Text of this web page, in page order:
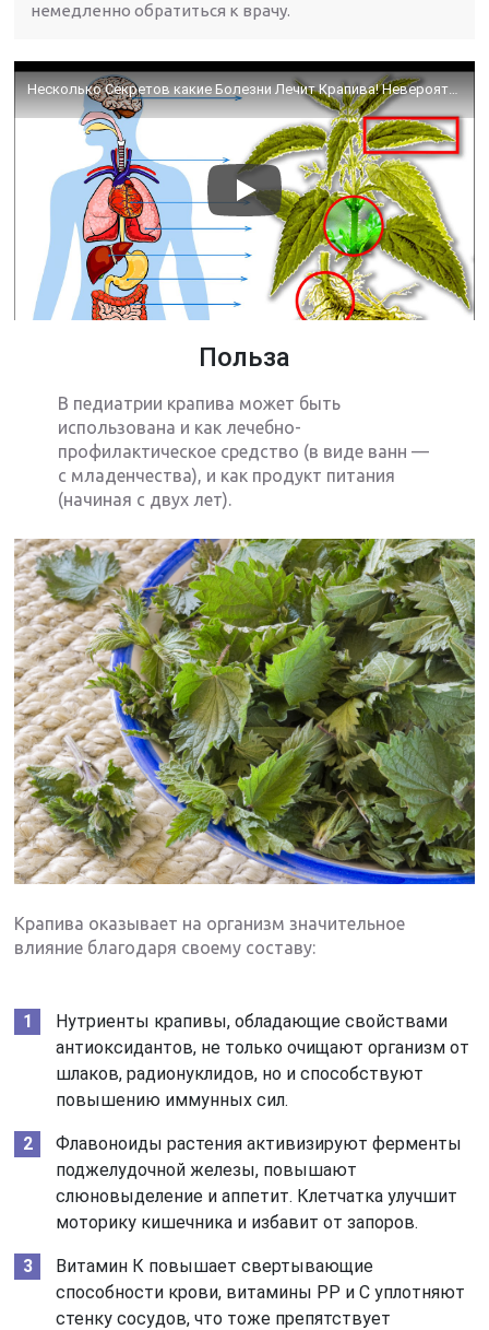
немедленно обратиться к врачу.
Польза
В педиатрии крапива может быть
использована и как лечебно-
профилактическое средство (в виде ванн —
с младенчества), и как продукт питания
(начиная с двух лет).
Крапива оказывает на организм значительное
влияние благодаря своему составу:
Нутриенты крапивы, обладающие свойствами
антиоксидантов, не только очищают организм от
шлаков, радионуклидов, но и способствуют
повышению иммунных сил.
Флавоноиды растения активизируют ферменты
поджелудочной железы, повышают
слюновыделение и аппетит. Клетчатка улучшит
моторику кишечника и избавит от запоров.
Витамин К повышает свертывающие
способности крови, витамины РР и С уплотняют
стенку сосудов, что тоже препятствует